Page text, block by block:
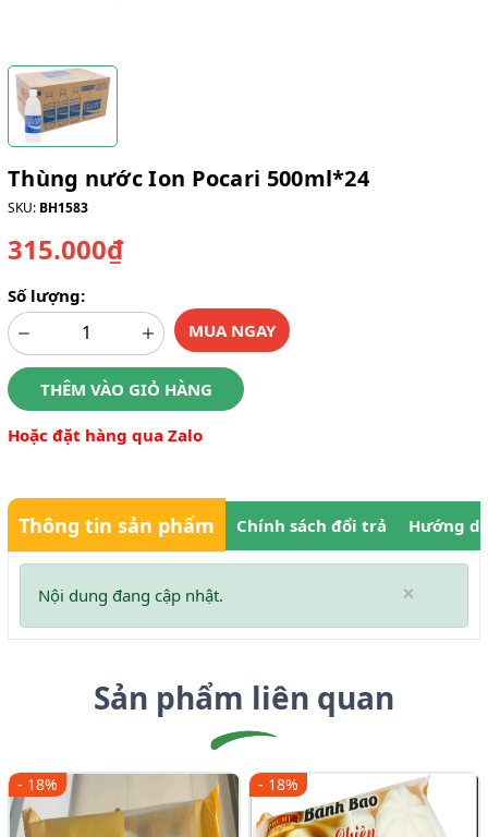
Thùng nước Ion Pocari 500ml*24
SKU: BH1583
315.000₫
Số lượng:
MUA NGAY
THÊM VÀO GIỎ HÀNG
Hoặc đặt hàng qua Zalo
Thông tin sản phẩm Chính sách đổi trả Hướng
×
Nội dung đang cập nhật.
Sản phẩm liên quan
- 18% - 18%